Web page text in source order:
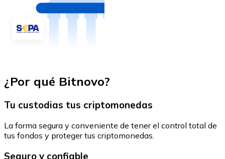
¿Por qué Bitnovo?
Tu custodias tus criptomonedas
La forma segura y conveniente de tener el control total de
tus fondos y proteger tus criptomonedas.
Seguro y confiable